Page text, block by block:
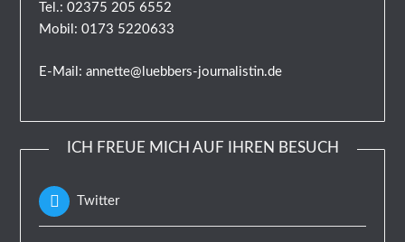
Tel.: 02375 205 6552
Mobil: 0173 5220633
E-Mail: annette@luebbers-journalistin.de
ICH FREUE MICH AUF IHREN BESUCH
Twitter